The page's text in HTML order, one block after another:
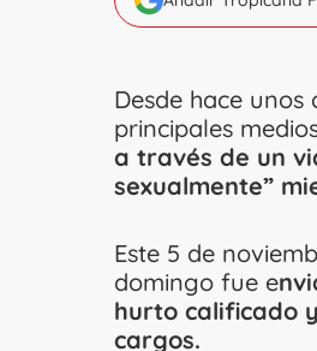
Desde hace
principales
a través de un
sexualmente”
Este 5 de
domingo fue e
hurto calificado
cargos.